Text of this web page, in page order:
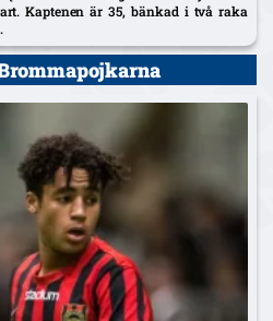
Kaptenen är 35, bänkad i två raka